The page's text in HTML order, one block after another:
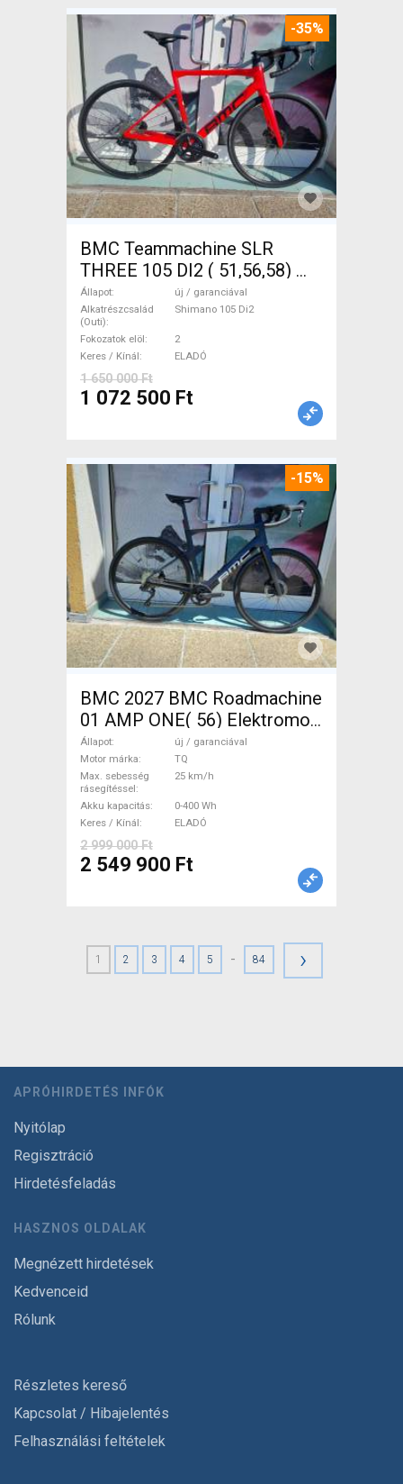
-35%
BMC Teammachine SLR
THREE 105 DI2 ( 51,56,58)
Országúti Shimano 105 Di2
tárcsafék új / garanciával
ELADÓ
Állapot
új / garanciával
Alkatrészcsalád
(Outi)
Shimano 105 Di2
Fokozatok elöl
2
Keres / Kínál
ELADÓ
1 650 000 Ft
1 072 500 Ft
-15%
BMC 2027 BMC Roadmachine
01 AMP ONE( 56) Elektromos
Országúti / Gravel TQ új /
garanciával ELADÓ
Állapot
új / garanciával
Motor márka
TQ
Max. sebesség
rásegítéssel
25 km/h
Akku kapacitás
0-400 Wh
Keres / Kínál
ELADÓ
2 999 000 Ft
2 549 900 Ft
1 2 3 4 5 - 84 ›
APRÓHIRDETÉS INFÓK
Nyitólap
Regisztráció
Hirdetésfeladás
HASZNOS OLDALAK
Megnézett hirdetések
Kedvenceid
Rólunk
Részletes kereső
Kapcsolat / Hibajelentés
Felhasználási feltételek